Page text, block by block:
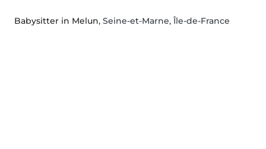
Babysitter in Melun, Seine-et-Marne, Île-de-France